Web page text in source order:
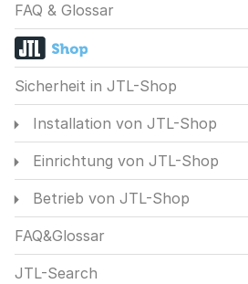
FAQ & Glossar
Sicherheit in JTL-Shop
Installation von JTL-Shop
Einrichtung von JTL-Shop
Betrieb von JTL-Shop
FAQ&Glossar
JTL-Search